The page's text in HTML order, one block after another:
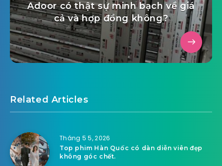
Adoor có thật sự minh bạch về giá
cả và hợp đồng không?
Related Articles
Tháng 5 5, 2026
Top phim Hàn Quốc có dàn diễn viên đẹp
không góc chết.